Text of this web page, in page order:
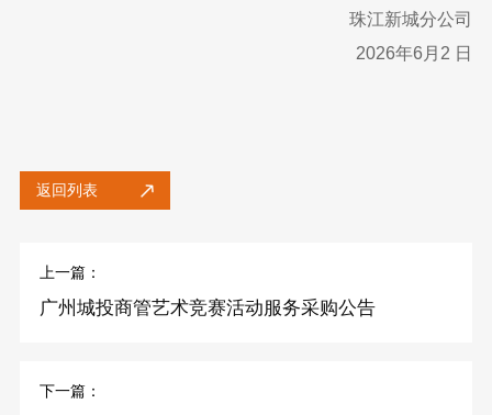
珠江新城分公司
2026年6月2 日
返回列表
上一篇：
广州城投商管艺术竞赛活动服务采购公告
下一篇：